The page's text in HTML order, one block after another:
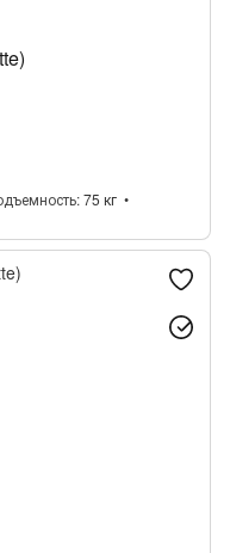
75 кг